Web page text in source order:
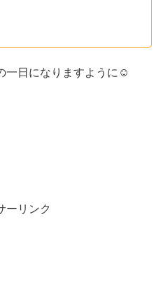
一日になりますように☺
ーリンク